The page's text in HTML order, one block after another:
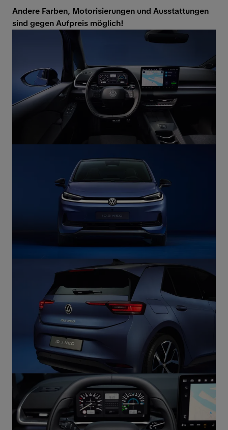
Andere Farben, Motorisierungen und Ausstattungen
sind gegen Aufpreis möglich!